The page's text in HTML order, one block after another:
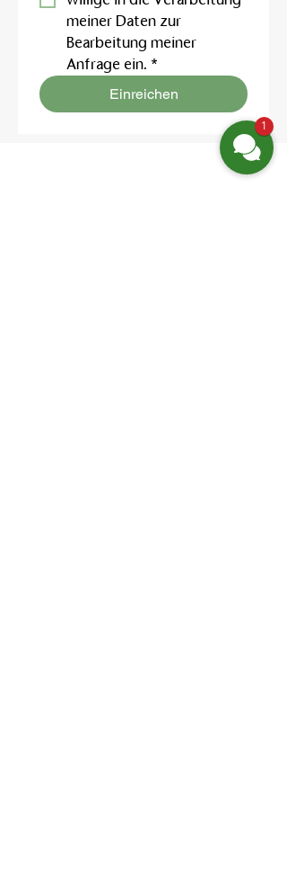
meiner Daten zur
Bearbeitung meiner
Anfrage ein. *
Einreichen
1